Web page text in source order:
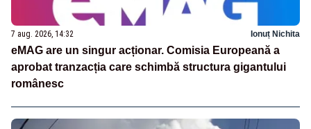
7 aug. 2026, 14:32 Ionuț Nichita
eMAG are un singur acționar. Comisia Europeană a
aprobat tranzacția care schimbă structura gigantului
românesc